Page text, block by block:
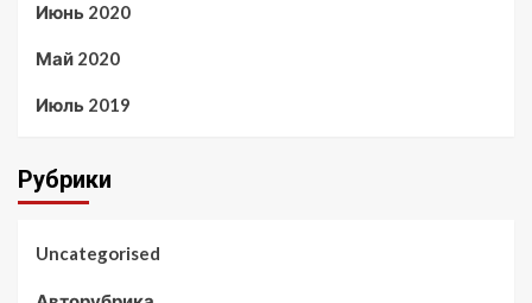
Июнь 2020
Май 2020
Июль 2019
Рубрики
Uncategorised